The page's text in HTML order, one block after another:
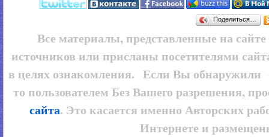
Поделиться…
Все материалы, представленные на сайте
источников или присланы посетителями
в целях ознакомления. Если Вы
то пользователем Без Вашего разрешения,
сайта. Это касается именно Авторских
Интернете и